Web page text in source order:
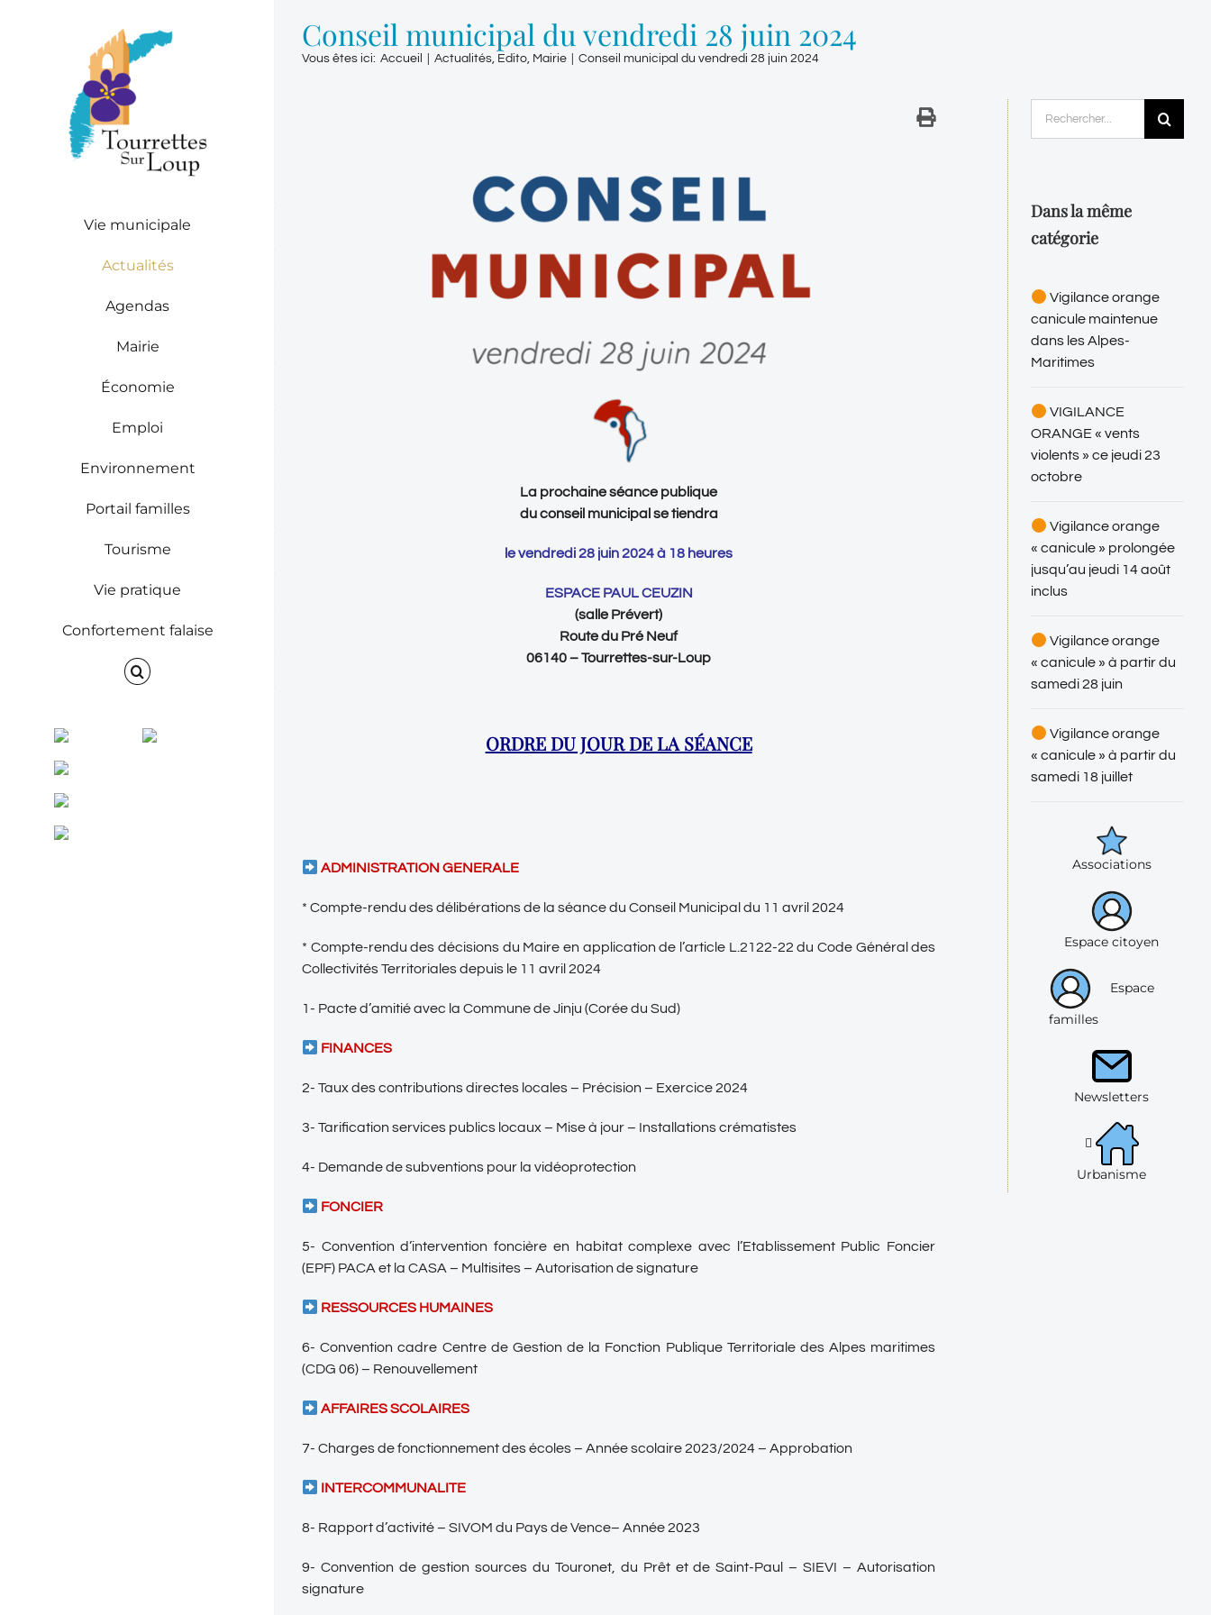
Vie municipale
Actualités
Agendas
Mairie
Économie
Emploi
Environnement
Portail familles
Tourisme
Vie pratique
Confortement falaise
Facebook Instagram
ENVINET
RRS
RSS
Conseil municipal du vendredi 28 juin 2024
Vous êtes ici: Accueil Actualités, Edito, Mairie Conseil municipal du vendredi 28 juin 2024
La prochaine séance publique
du conseil municipal se tiendra
le vendredi 28 juin 2024 à 18 heures
ESPACE PAUL CEUZIN
(salle Prévert)
Route du Pré Neuf
06140 – Tourrettes-sur-Loup
ORDRE DU JOUR DE LA SÉANCE
ADMINISTRATION GENERALE
* Compte-rendu des délibérations de la séance du Conseil Municipal du 11 avril 2024
* Compte-rendu des décisions du Maire en application de l’article L.2122-22 du Code Général des
Collectivités Territoriales depuis le 11 avril 2024
1- Pacte d’amitié avec la Commune de Jinju (Corée du Sud)
FINANCES
2- Taux des contributions directes locales – Précision – Exercice 2024
3- Tarification services publics locaux – Mise à jour – Installations crématistes
4- Demande de subventions pour la vidéoprotection
FONCIER
5- Convention d’intervention foncière en habitat complexe avec l’Etablissement Public Foncier
(EPF) PACA et la CASA – Multisites – Autorisation de signature
RESSOURCES HUMAINES
6- Convention cadre Centre de Gestion de la Fonction Publique Territoriale des Alpes maritimes
(CDG 06) – Renouvellement
AFFAIRES SCOLAIRES
7- Charges de fonctionnement des écoles – Année scolaire 2023/2024 – Approbation
INTERCOMMUNALITE
8- Rapport d’activité – SIVOM du Pays de Vence– Année 2023
9- Convention de gestion sources du Touronet, du Prêt et de Saint-Paul – SIEVI – Autorisation
signature
Dans la même
catégorie
Vigilance orange
canicule maintenue
dans les Alpes-
Maritimes
VIGILANCE
ORANGE « vents
violents » ce jeudi 23
octobre
Vigilance orange
« canicule » prolongée
jusqu’au jeudi 14 août
inclus
Vigilance orange
« canicule » à partir du
samedi 28 juin
Vigilance orange
« canicule » à partir du
samedi 18 juillet
Associations
Espace citoyen
Espace
familles
Newsletters
Urbanisme